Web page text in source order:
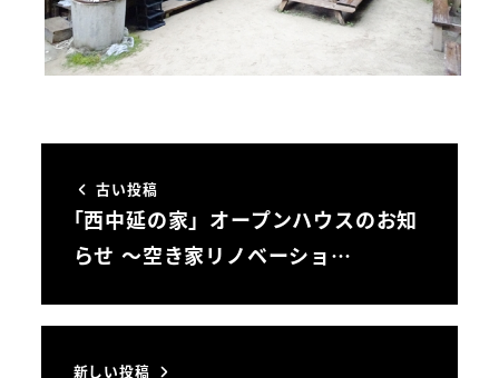
古い投稿
｢西中延の家」オープンハウスのお知
らせ ～空き家リノベーショ…
新しい投稿